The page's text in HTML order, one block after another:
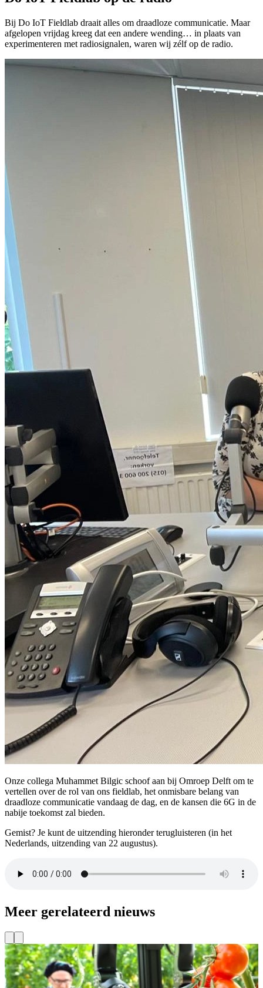
Bij Do IoT Fieldlab draait alles om draadloze communicatie. Maar
afgelopen vrijdag kreeg dat een andere wending… in plaats van
experimenteren met radiosignalen, waren wij zélf op de radio.
Onze collega Muhammet Bilgic schoof aan bij Omroep Delft om te
vertellen over de rol van ons fieldlab, het onmisbare belang van
draadloze communicatie vandaag de dag, en de kansen die 6G in de
nabije toekomst zal bieden.
Gemist? Je kunt de uitzending hieronder terugluisteren (in het
Nederlands, uitzending van 22 augustus).
Meer gerelateerd nieuws
In de media
Delft bovenaan de Entrepreneurial Ecosystem Index